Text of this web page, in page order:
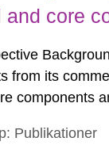
and core
from its
components
to the Clab
Publikationer